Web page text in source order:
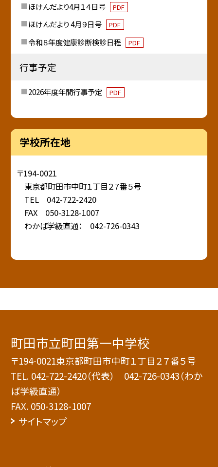
ほけんだより4月１４日号 PDF
ほけんだより 4月９日号 PDF
令和８年度健康診断検診日程 PDF
行事予定
2026年度年間行事予定 PDF
学校所在地
〒194-0021
東京都町田市中町１丁目２７番５号
TEL 042-722-2420
FAX 050-3128-1007
わかば学級直通： 042-726-0343
町田市立町田第一中学校
〒194-0021東京都町田市中町１丁目２７番５号
TEL. 042-722-2420（代表） 042-726-0343（わか
ば学級直通）
FAX. 050-3128-1007
サイトマップ